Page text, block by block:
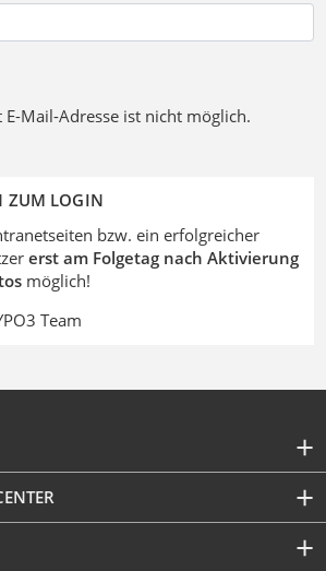
Mail-Adresse ist nicht möglich.
ZUM LOGIN
bzw. ein erfolgreicher
erst am Folgetag nach Aktivierung
möglich!
Team